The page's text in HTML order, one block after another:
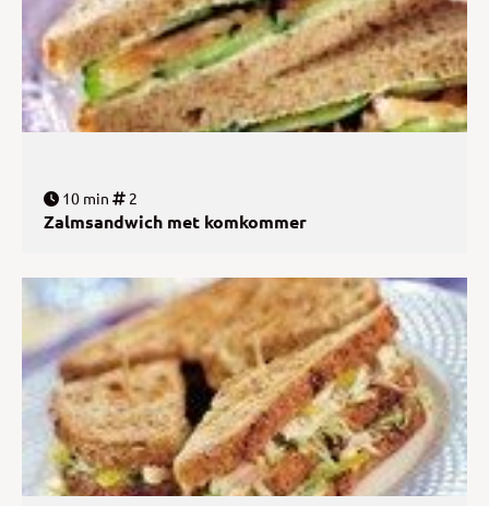
10 min 2
Zalmsandwich met komkommer